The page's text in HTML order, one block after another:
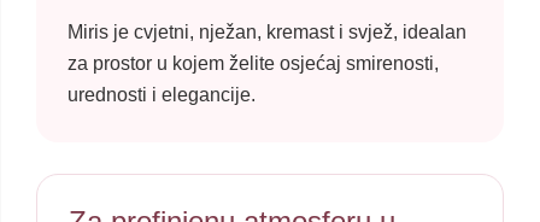
Miris je cvjetni, nježan, kremast i svjež, idealan
za prostor u kojem želite osjećaj smirenosti,
urednosti i elegancije.